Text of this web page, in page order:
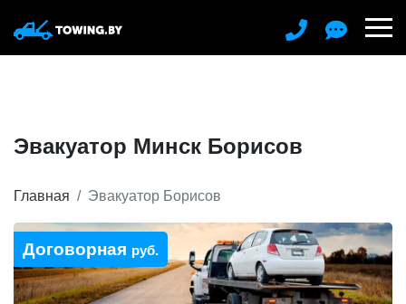
Эвакуатор Минск Борисов
Главная Эвакуатор Борисов
Договорная руб.